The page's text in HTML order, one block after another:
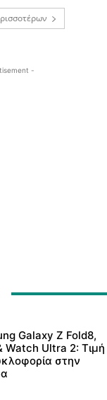
-
Galaxy Z Fold8,
Watch Ultra 2: Τιμή
στην